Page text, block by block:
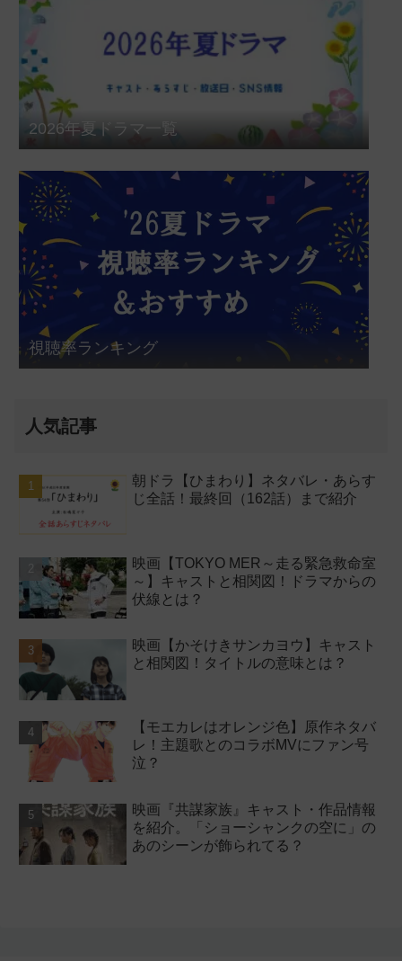
2026年夏ドラマ一覧
視聴率ランキング
人気記事
朝ドラ【ひまわり】ネタバレ・あらす
じ全話！最終回（162話）まで紹介
映画【TOKYO MER～走る緊急救命室
～】キャストと相関図！ドラマからの
伏線とは？
映画【かそけきサンカヨウ】キャスト
と相関図！タイトルの意味とは？
【モエカレはオレンジ色】原作ネタバ
レ！主題歌とのコラボMVにファン号
泣？
映画『共謀家族』キャスト・作品情報
を紹介。「ショーシャンクの空に」の
あのシーンが飾られてる？